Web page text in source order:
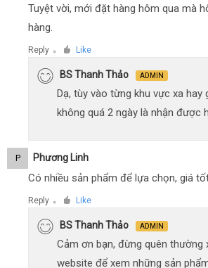
Tuyệt vời, mới đặt hàng hôm qua mà
hàng.
Reply ● Like
BS Thanh Thảo ADMIN
Dạ, tùy vào từng khu vực xa hay
không quá 2 ngày là nhận được
P Phương Linh
Có nhiều sản phẩm để lựa chọn, giá
Reply ● Like
BS Thanh Thảo ADMIN
Cảm ơn bạn, đừng quên thường
website để xem những sản